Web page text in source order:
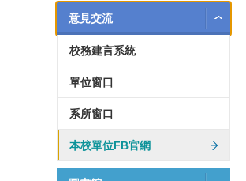
意見交流
校務建言系統
單位窗口
系所窗口
本校單位FB官網